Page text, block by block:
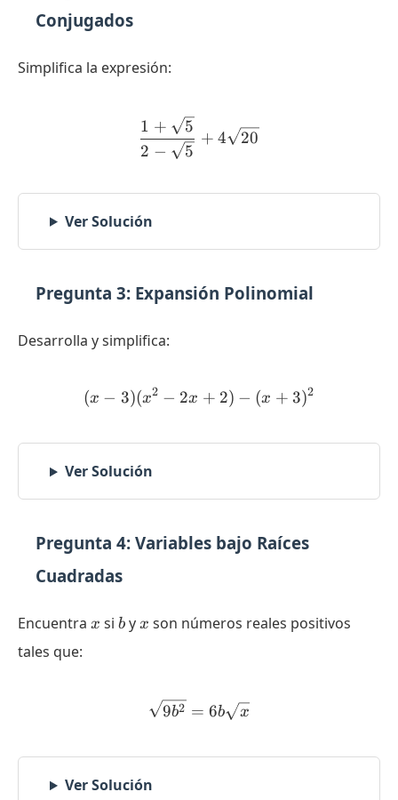
Conjugados
Simplifica la expresión:
\frac{1 + \sqrt{5}}{2 -
2 − 5
1 + 5
+ 4 20
Ver Solución
Pregunta 3: Expansión Polinomial
Desarrolla y simplifica:
(x - 3)(x^2 - 2x + 2) - (x +
(x − 3)(x2 − 2x + 2) − (x + 3)2
Ver Solución
Pregunta 4: Variables bajo Raíces
Cuadradas
Encuentra x
x si b
b y x
x son números reales positivos
tales que:
\sqrt{9b^2} = 6b\sqrt{x}
9b2 = 6b x
Ver Solución